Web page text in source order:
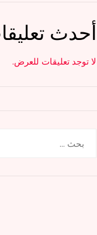
أحدث
لا توجد تعليقات للعرض.